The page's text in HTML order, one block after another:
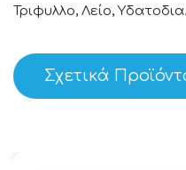
Τριφυλλο, Λείο,
Σχετικά